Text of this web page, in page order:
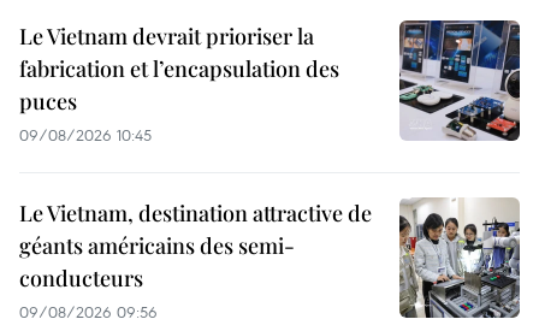
Le Vietnam devrait prioriser la
fabrication et l’encapsulation des
puces
09/08/2026 10:45
Le Vietnam, destination attractive de
géants américains des semi-
conducteurs
09/08/2026 09:56